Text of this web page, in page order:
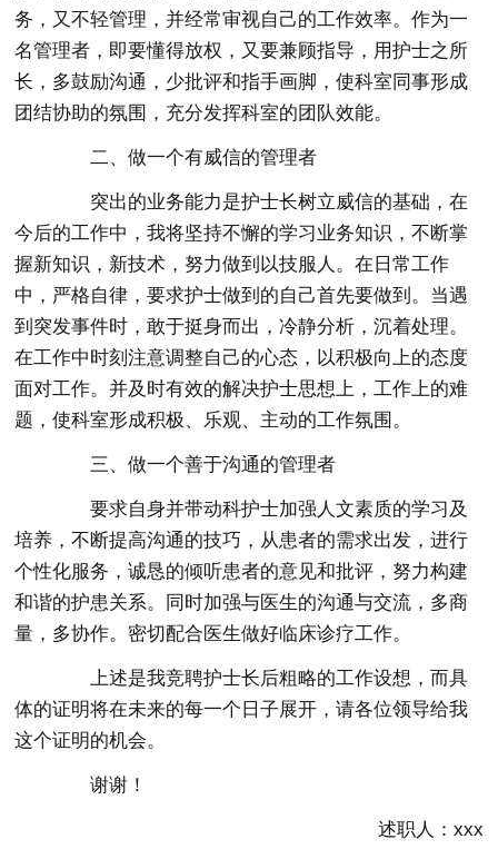
务，又不轻管理，并经常审视自己的工作效率。作为一
名管理者，即要懂得放权，又要兼顾指导，用护士之所
长，多鼓励沟通，少批评和指手画脚，使科室同事形成
团结协助的氛围，充分发挥科室的团队效能。
二、做一个有威信的管理者
突出的业务能力是护士长树立威信的基础，在
今后的工作中，我将坚持不懈的学习业务知识，不断掌
握新知识，新技术，努力做到以技服人。在日常工作
中，严格自律，要求护士做到的自己首先要做到。当遇
到突发事件时，敢于挺身而出，冷静分析，沉着处理。
在工作中时刻注意调整自己的心态，以积极向上的态度
面对工作。并及时有效的解决护士思想上，工作上的难
题，使科室形成积极、乐观、主动的工作氛围。
三、做一个善于沟通的管理者
要求自身并带动科护士加强人文素质的学习及
培养，不断提高沟通的技巧，从患者的需求出发，进行
个性化服务，诚恳的倾听患者的意见和批评，努力构建
和谐的护患关系。同时加强与医生的沟通与交流，多商
量，多协作。密切配合医生做好临床诊疗工作。
上述是我竞聘护士长后粗略的工作设想，而具
体的证明将在未来的每一个日子展开，请各位领导给我
这个证明的机会。
谢谢！
述职人：xxx